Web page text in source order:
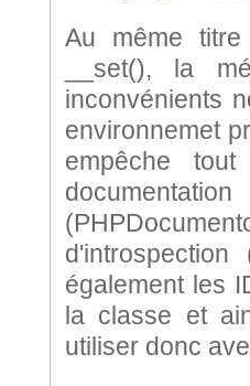
Au même
__set(), la
inconvénients
environnemet
empêche
également les
la classe et
utiliser donc